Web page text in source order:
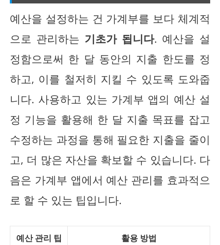
예산을 설정하는 건 가계부를 보다 체계적
으로 관리하는 기초가 됩니다. 예산을 설
정함으로써 한 달 동안의 지출 한도를 정
하고, 이를 철저히 지킬 수 있도록 도와줍
니다. 사용하고 있는 가계부 앱의 예산 설
정 기능을 활용해 한 달 지출 목표를 잡고
수정하는 과정을 통해 필요한 지출을 줄이
고, 더 많은 자산을 확보할 수 있습니다. 다
음은 가계부 앱에서 예산 관리를 효과적으
로 할 수 있는 팁입니다.
예산 관리 팁 활용 방법